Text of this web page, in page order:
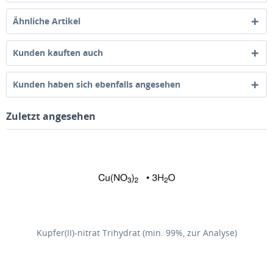
Ähnliche Artikel
Kunden kauften auch
Kunden haben sich ebenfalls angesehen
Zuletzt angesehen
Kupfer(II)-nitrat Trihydrat (min. 99%, zur Analyse)